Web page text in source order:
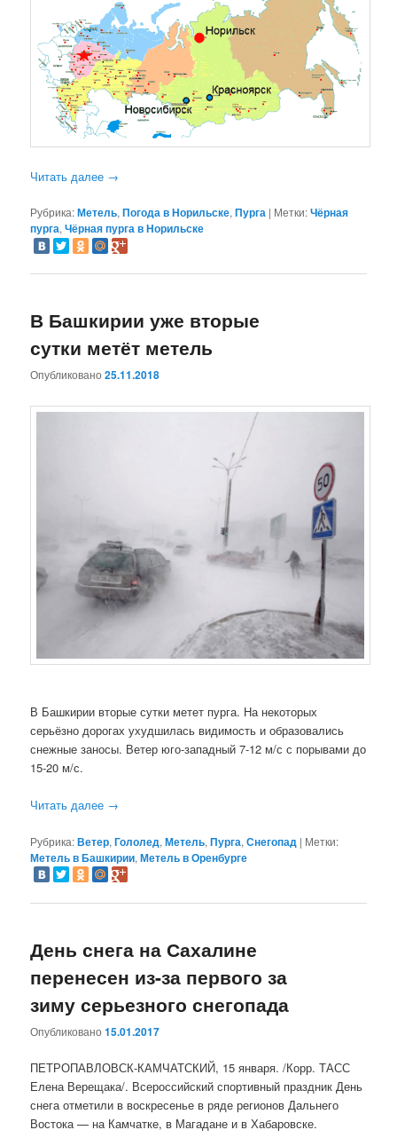
Читать далее →
Рубрика:Метель,Погода в Норильске,Пурга | Метки:Чёрная
пурга,Чёрная пурга в Норильске
В Башкирии уже вторые
сутки метёт метель
Опубликовано25.11.2018
В Башкирии вторые сутки метет пурга. На некоторых
серьёзно дорогах ухудшилась видимость и образовались
снежные заносы. Ветер юго-западный 7-12 м/с с порывами до
15-20 м/с.
Читать далее →
Рубрика:Ветер,Гололед,Метель,Пурга,Снегопад | Метки:
Метель в Башкирии,Метель в Оренбурге
День снега на Сахалине
перенесен из-за первого за
зиму серьезного снегопада
Опубликовано15.01.2017
ПЕТРОПАВЛОВСК-КАМЧАТСКИЙ, 15 января. /Корр. ТАСС
Елена Верещака/. Всероссийский спортивный праздник День
снега отметили в воскресенье в ряде регионов Дальнего
Востока — на Камчатке, в Магадане и в Хабаровске.